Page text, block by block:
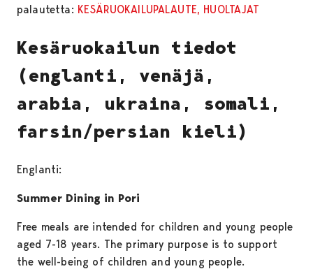
palautetta: KESÄRUOKAILUPALAUTE, HUOLTAJAT
Kesäruokailun tiedot
(englanti, venäjä,
arabia, ukraina, somali,
farsin/persian kieli)
Englanti:
Summer Dining in Pori
Free meals are intended for children and young people
aged 7-18 years. The primary purpose is to support
the well-being of children and young people.